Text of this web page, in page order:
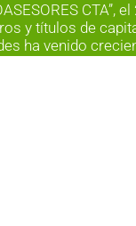
CTA”,
y títulos de
ha venido